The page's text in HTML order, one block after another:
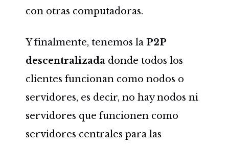
con otras computadoras.
Y finalmente, tenemos la P2P
descentralizadadonde todos los
clientes funcionan como nodos o
servidores, es decir, no hay nodos ni
servidores que funcionen como
servidores centrales para las